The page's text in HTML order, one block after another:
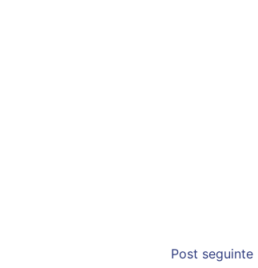
Post seguinte